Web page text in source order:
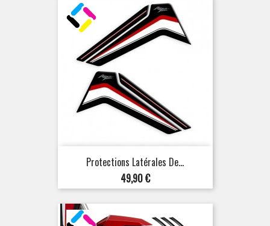
Protections Latérales De...
Prix
49,90 €